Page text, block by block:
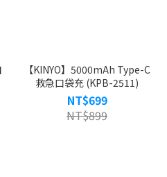
【KINYO】5000mAh Type-C
救急口袋充 (KPB-2511)
NT$699
NT$899